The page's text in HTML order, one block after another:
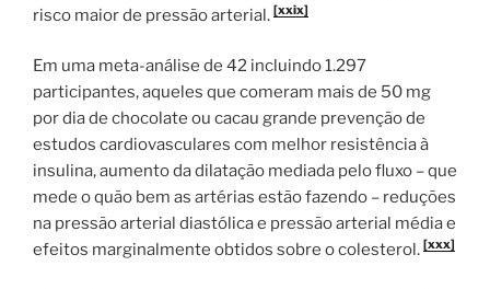
risco maior de pressão arterial. [xxix]
Em uma meta-análise de 42 incluindo 1.297
participantes, aqueles que comeram mais de 50 mg
por dia de chocolate ou cacau grande prevenção de
estudos cardiovasculares com melhor resistência à
insulina, aumento da dilatação mediada pelo fluxo – que
mede o quão bem as artérias estão fazendo – reduções
na pressão arterial diastólica e pressão arterial média e
efeitos marginalmente obtidos sobre o colesterol. [xxx]